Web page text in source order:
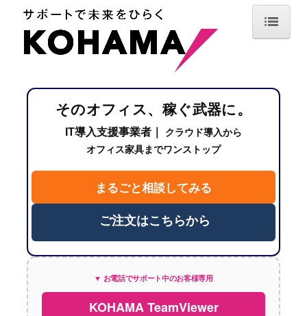
TOP
サービス案内
IT機器導入・デジタル化支援
オフィスデザイン・空間設計
企業情報
そのオフィス、稼ぐ武器に。
IT導入支援事業者｜
クラウド導入から
オフィス家具までワンストップ
まるごと相談してみる
ご注文はこちらから
▼ お電話でサポート中のお客様専用
KOHAMA TeamViewer